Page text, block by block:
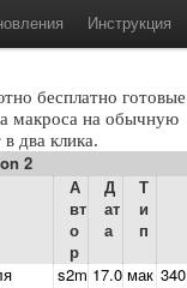
Инструкция
для
бесплатно готовые
макроса на обычную
два клика.
2
А
вт
о
р
Д
ат
а
Т
и
п
s2m 17.0 мак 340